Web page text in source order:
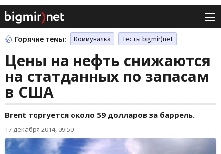
Горячие темы: Коммуналка Тесты bigmir)net
Цены на нефть снижаются
на статданных по запасам
в США
Brent торгуется около 59 долларов за баррель.
17 декабря 2014, 09:50